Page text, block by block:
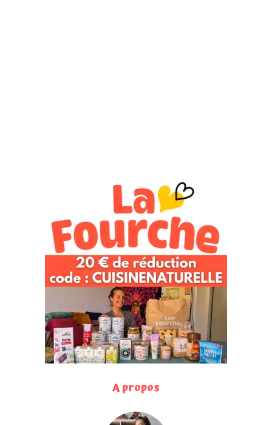
A propos